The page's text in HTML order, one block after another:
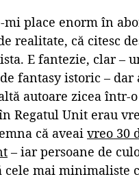
mi place enorm în
realitate, că citesc
E fantezie, clar –
fantasy istoric – dar
autoare zicea într-
Regatul Unit erau
că aveai vreo 30
– iar persoane de
cele mai minimaliste